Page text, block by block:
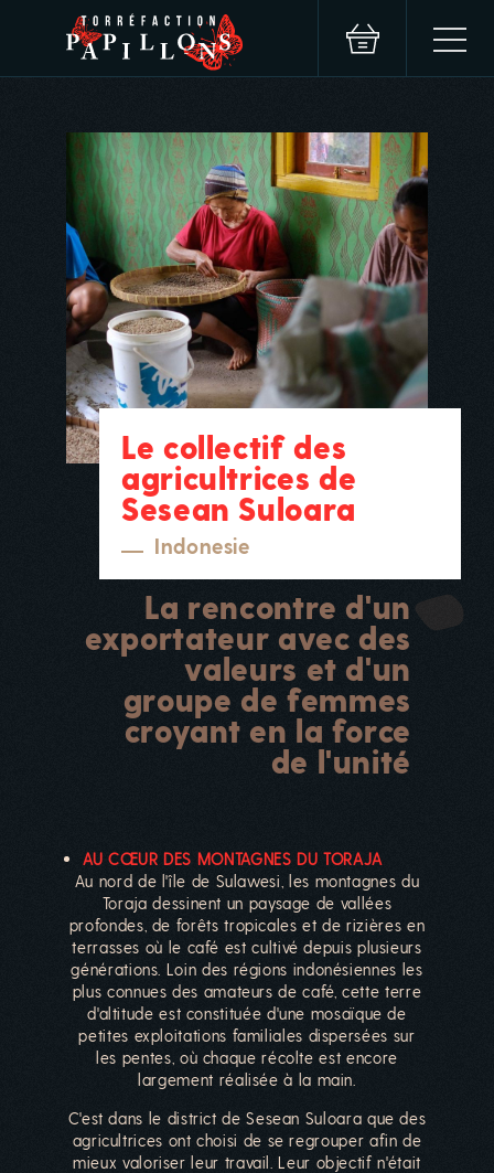
Le collectif des
agricultrices de
Sesean Suloara
Indonesie
La rencontre d'un
exportateur avec des
valeurs et d'un
groupe de femmes
croyant en la force
de l'unité
AU CŒUR DES MONTAGNES DU TORAJA
Au nord de l'île de Sulawesi, les montagnes du
Toraja dessinent un paysage de vallées
profondes, de forêts tropicales et de rizières en
terrasses où le café est cultivé depuis plusieurs
générations. Loin des régions indonésiennes les
plus connues des amateurs de café, cette terre
d'altitude est constituée d'une mosaïque de
petites exploitations familiales dispersées sur
les pentes, où chaque récolte est encore
largement réalisée à la main.
C'est dans le district de Sesean Suloara que des
agricultrices ont choisi de se regrouper afin de
mieux valoriser leur travail. Leur objectif n'était